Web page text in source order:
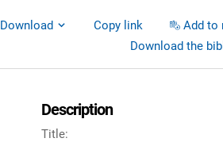
Download Copy link Add to
Download the
Description
Title: